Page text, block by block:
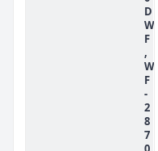
D
W
F
,
W
F
-
2
8
7